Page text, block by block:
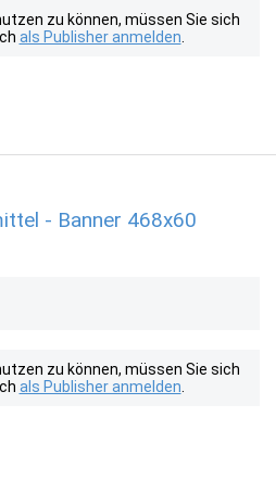
zu können, müssen Sie sich
als Publisher anmelden
- Banner 468x60
zu können, müssen Sie sich
als Publisher anmelden